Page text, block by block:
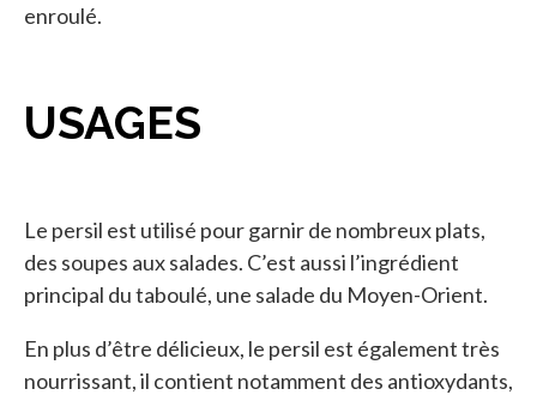
enroulé.
USAGES
Le persil est utilisé pour garnir de nombreux plats,
des soupes aux salades. C’est aussi l’ingrédient
principal du taboulé, une salade du Moyen-Orient.
En plus d’être délicieux, le persil est également très
nourrissant, il contient notamment des antioxydants,